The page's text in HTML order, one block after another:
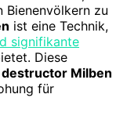
zu
ist eine Technik,
signifikante
Diese
Milben
für